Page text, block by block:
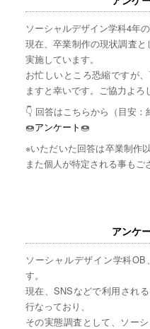
ソーシャルデザイン学科4年の
現在、卒業制作の現状調査
実施しています。
お忙しいところ恐縮ですが
ますと幸いです。ご協力よろ
👇 回答はこちらから（目安：
🍩アンケート🍩
※いただいた回答は卒業制作
また個人が特定される事もご
アンケ
ソーシャルデザイン学科
す。
現在、SNSなどで利用され
行なっており、
その実態調査として、ソー